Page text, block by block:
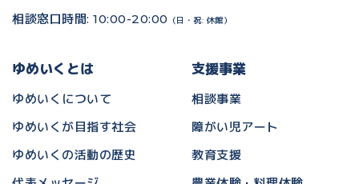
相談窓口時間: 10:00-20:00
（日・祝: 休館）
ゆめいくとは
ゆめいくについて
ゆめいくが目指す社会
ゆめいくの活動の歴史
支援事業
相談事業
障がい児アート
教育支援